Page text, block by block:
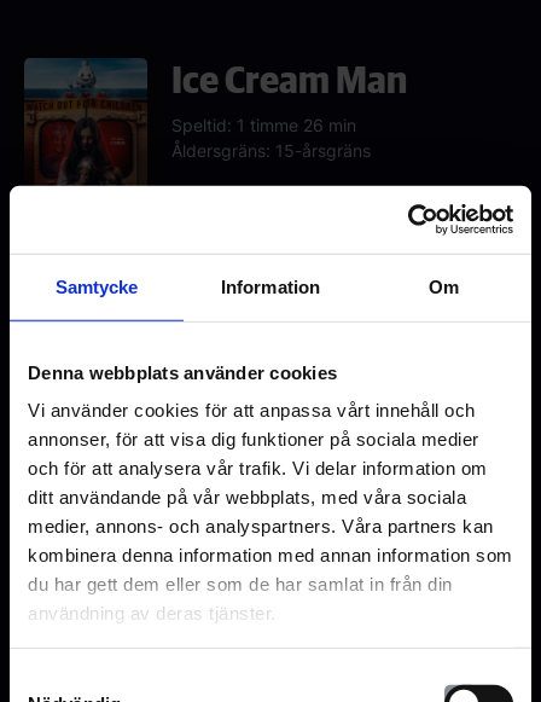
Samtycke Information Om
Denna webbplats använder cookies
Vi använder cookies för att anpassa vårt innehåll och
annonser, för att visa dig funktioner på sociala medier
och för att analysera vår trafik. Vi delar information om
ditt användande på vår webbplats, med våra sociala
medier, annons- och analyspartners. Våra partners kan
kombinera denna information med annan information som
du har gett dem eller som de har samlat in från din
användning av deras tjänster.
Ice Cream Man
Speltid: 1 timme 26 min
Åldersgräns: 15-årsgräns
Salong 4
21.20
tal),
(Sv.text)
Salong 3
21.20
tal),
(Sv.text)
21.40
tal),
(Sv.text)
Lediga platser
Färre lediga platser
Fåtal platser kvar
Utsålt